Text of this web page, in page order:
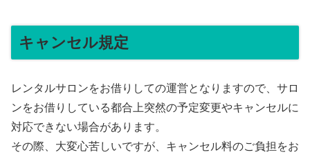
キャンセル規定
レンタルサロンをお借りしての運営となりますので、サロ
ンをお借りしている都合上突然の予定変更やキャンセルに
対応できない場合があります。
その際、大変心苦しいですが、キャンセル料のご負担をお